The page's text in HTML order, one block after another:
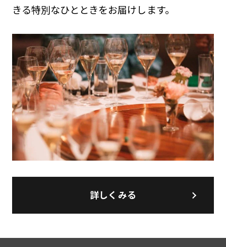
きる特別なひとときをお届けします。
詳しくみる